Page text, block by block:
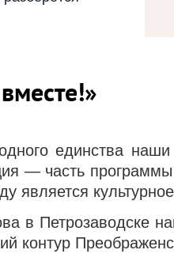
единства
— часть
является
в Петрозаводске
контур